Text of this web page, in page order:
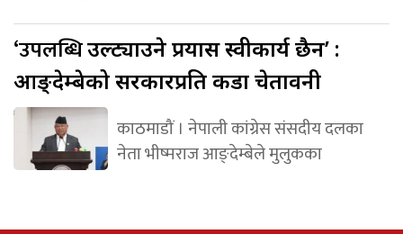
‘उपलब्धिउल्ट्याउने प्रयास स्वीकार्य छैन’ :
आङ्देम्बेको सरकारप्रति कडा चेतावनी
काठमाडौं । नेपाली कांग्रेस संसदीय दलका
नेता भीष्मराज आङ्देम्बेले मुलुकका